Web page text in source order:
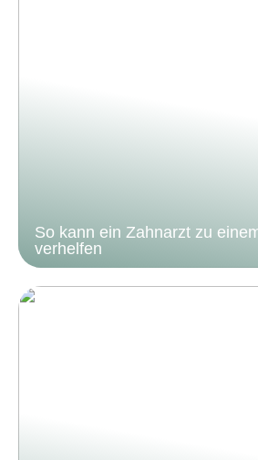
So kann ein Zahnarzt zu
verhelfen